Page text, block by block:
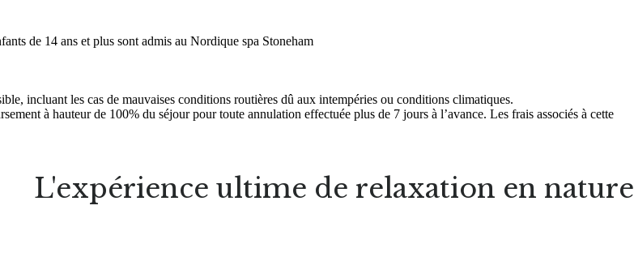
de 14 ans et plus sont admis au Nordique spa Stoneham
incluant les cas de mauvaises conditions routières dû aux intempéries ou conditions climatiques.
à hauteur de 100% du séjour pour toute annulation effectuée plus de 7 jours à l’avance. Les frais associés à cette
L'expérience ultime de relaxation en nature